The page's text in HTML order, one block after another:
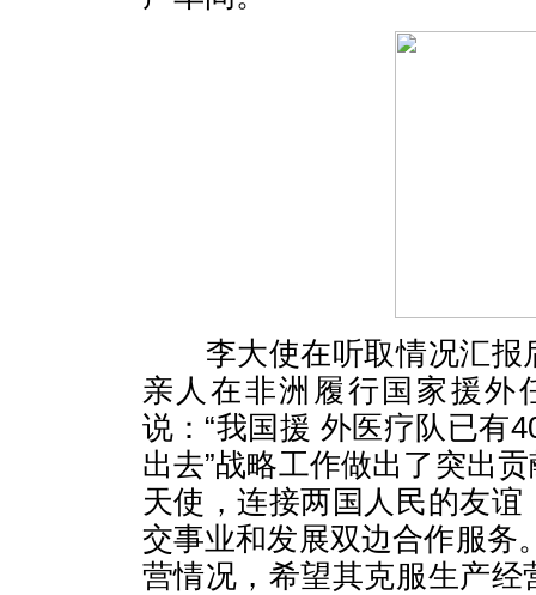
李大使在听取情况汇报
亲人在非洲履行国家援外
说：“我国援 外医疗队已有
出去”战略工作做出了突出
天使，连接两国人民的友
交事业和发展双边合作服务
营情况，希望其克服生产